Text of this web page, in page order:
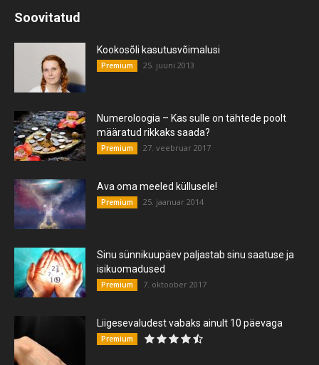
Soovitatud
Kookosõli kasutusvõimalusi
Premium 25. juuni 2013
Numeroloogia – Kas sulle on tähtede poolt
määratud rikkaks saada?
Premium 27. veebruar 2017
Ava oma meeled küllusele!
Premium 25. jaanuar 2014
Sinu sünnikuupäev paljastab sinu saatuse ja
isikuomadused
Premium 7. oktoober 2017
Liigesevaludest vabaks ainult 10 päevaga
Premium